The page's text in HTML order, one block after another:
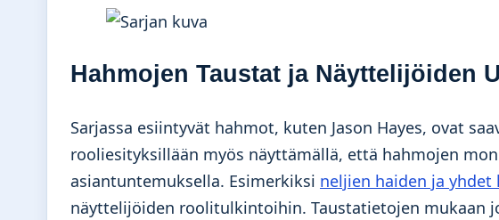
Hahmojen Taustat ja Näyttelijöiden
Sarjassa esiintyvät hahmot, kuten Jason Hayes, ovat
rooliesityksillään myös näyttämällä, että hahmojen
asiantuntemuksella. Esimerkiksi neljien haiden ja yhdet
näyttelijöiden roolitulkintoihin. Taustatietojen mukaan